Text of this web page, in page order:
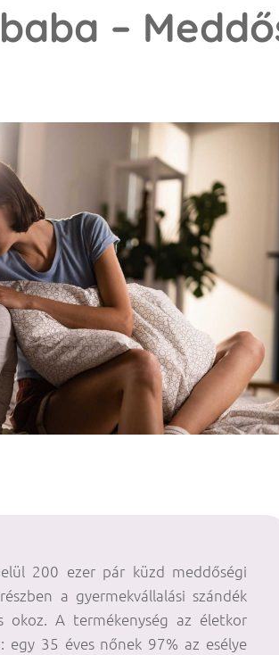
–
200 ezer pár küzd meddőségi
a gyermekvállalási szándék
okoz. A termékenység az életkor
egy 35 éves nőnek 97% az esélye